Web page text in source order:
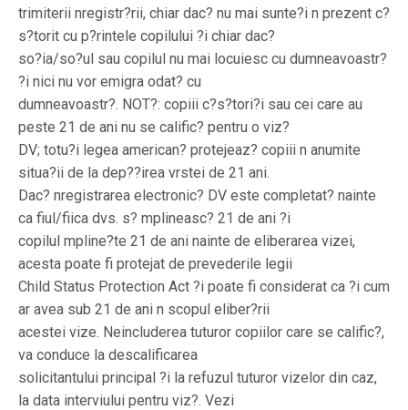
trimiterii nregistr?rii, chiar dac? nu mai sunte?i n prezent c?
s?torit cu p?rintele copilului ?i chiar dac?
so?ia/so?ul sau copilul nu mai locuiesc cu dumneavoastr?
?i nici nu vor emigra odat? cu
dumneavoastr?. NOT?: copiii c?s?tori?i sau cei care au
peste 21 de ani nu se calific? pentru o viz?
DV; totu?i legea american? protejeaz? copiii n anumite
situa?ii de la dep??irea vrstei de 21 ani.
Dac? nregistrarea electronic? DV este completat? nainte
ca fiul/fiica dvs. s? mplineasc? 21 de ani ?i
copilul mpline?te 21 de ani nainte de eliberarea vizei,
acesta poate fi protejat de prevederile legii
Child Status Protection Act ?i poate fi considerat ca ?i cum
ar avea sub 21 de ani n scopul eliber?rii
acestei vize. Neincluderea tuturor copiilor care se calific?,
va conduce la descalificarea
solicitantului principal ?i la refuzul tuturor vizelor din caz,
la data interviului pentru viz?. Vezi